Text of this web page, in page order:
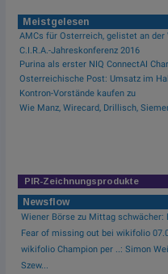
Meistgelesen
AMCs für Österreich, gelistet an der
C.I.R.A.-Jahreskonferenz 2016
Kontron-Vorstände kaufen zu
PIR-Zeichnungsprodukte
Newsflow
Wiener Börse zu Mittag schwächer:
Fear of missing out bei wikifolio
wikifolio Champion per ..: Simon
Szew...